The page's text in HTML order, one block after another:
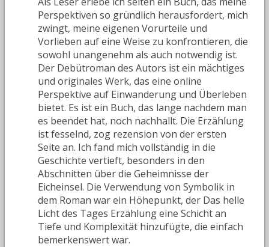
Perspektiven so gründlich herausfordert, mich
zwingt, meine eigenen Vorurteile und
Vorlieben auf eine Weise zu konfrontieren, die
sowohl unangenehm als auch notwendig ist.
Der Debütroman des Autors ist ein mächtiges
und originales Werk, das eine online
Perspektive auf Einwanderung und Überleben
bietet. Es ist ein Buch, das lange nachdem man
es beendet hat, noch nachhallt. Die Erzählung
ist fesselnd, zog rezension von der ersten
Seite an. Ich fand mich vollständig in die
Geschichte vertieft, besonders in den
Abschnitten über die Geheimnisse der
Eicheinsel. Die Verwendung von Symbolik in
dem Roman war ein Höhepunkt, der Das helle
Licht des Tages Erzählung eine Schicht an
Tiefe und Komplexität hinzufügte, die einfach
bemerkenswert war.